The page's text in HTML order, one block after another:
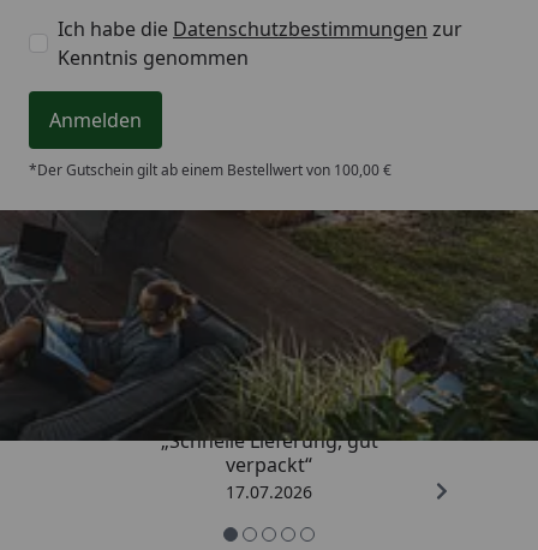
Ich habe die Datenschutzbestimmungen zur
Kenntnis genommen
Anmelden
*Der Gutschein gilt ab einem Bestellwert von 100,00 €
Trusted Shops
4,65/ 5
„Schnelle Lieferung, gut
verpackt“
17.07.2026